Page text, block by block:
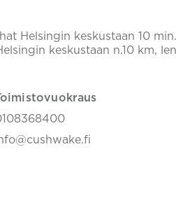
Helsingin keskustaan 10
keskustaan n.10 km,